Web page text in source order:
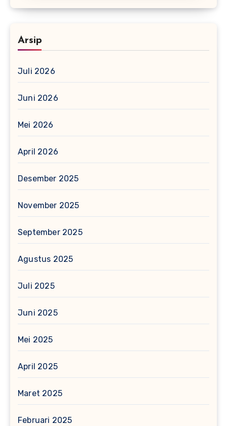
Arsip
Juli 2026
Juni 2026
Mei 2026
April 2026
Desember 2025
November 2025
September 2025
Agustus 2025
Juli 2025
Juni 2025
Mei 2025
April 2025
Maret 2025
Februari 2025